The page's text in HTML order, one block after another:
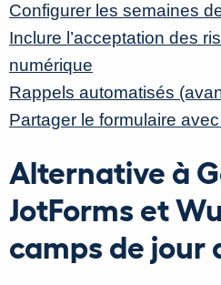
Configurer les semaines
Inclure l’acceptation des
numérique
Rappels automatisés
Partager le formulaire
Alternative à
JotForms et
camps de jour